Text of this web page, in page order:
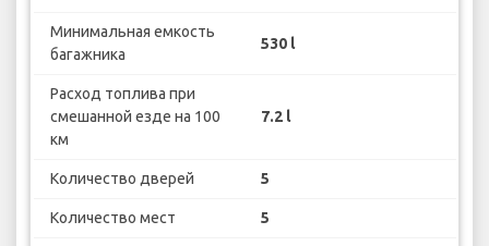
Минимальная емкость
багажника
530 l
Расход топлива при
смешанной езде на 100
км
7.2 l
Количество дверей 5
Количество мест 5